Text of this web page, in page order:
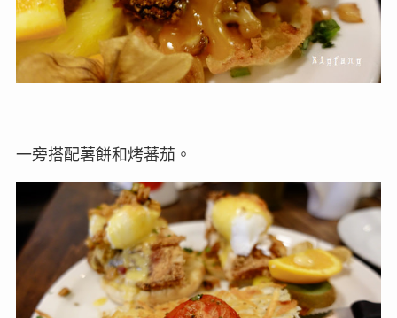
一旁搭配薯餅和烤蕃茄。